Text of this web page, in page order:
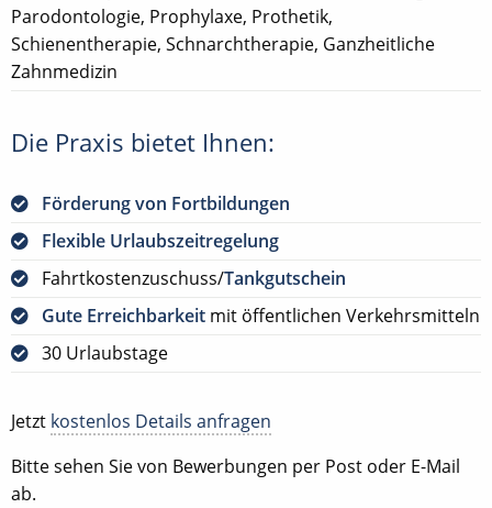
Parodontologie, Prophylaxe, Prothetik,
Schienentherapie, Schnarchtherapie, Ganzheitliche
Zahnmedizin
Die Praxis bietet Ihnen:
Förderung von Fortbildungen
Flexible Urlaubszeitregelung
Fahrtkostenzuschuss/Tankgutschein
Gute Erreichbarkeit mit öffentlichen Verkehrsmitteln
30 Urlaubstage
Jetzt kostenlos Details anfragen
Bitte sehen Sie von Bewerbungen per Post oder E-Mail
ab.